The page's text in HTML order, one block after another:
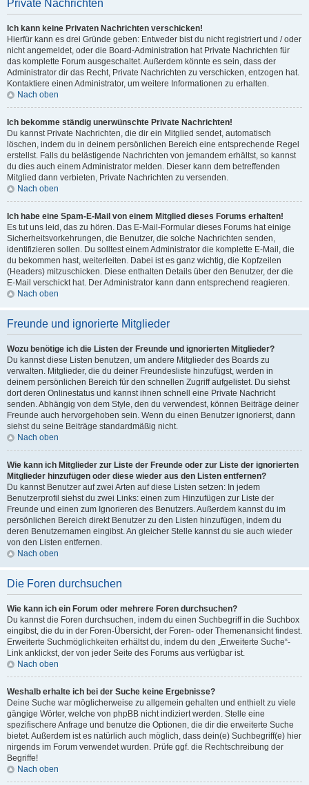
Private Nachrichten
Ich kann keine Privaten Nachrichten verschicken!
Hierfür kann es drei Gründe geben: Entweder bist du nicht registriert und / oder
nicht angemeldet, oder die Board-Administration hat Private Nachrichten für
das komplette Forum ausgeschaltet. Außerdem könnte es sein, dass der
Administrator dir das Recht, Private Nachrichten zu verschicken, entzogen hat.
Kontaktiere einen Administrator, um weitere Informationen zu erhalten.
Nach oben
Ich bekomme ständig unerwünschte Private Nachrichten!
Du kannst Private Nachrichten, die dir ein Mitglied sendet, automatisch
löschen, indem du in deinem persönlichen Bereich eine entsprechende Regel
erstellst. Falls du belästigende Nachrichten von jemandem erhältst, so kannst
du dies auch einem Administrator melden. Dieser kann dem betreffenden
Mitglied dann verbieten, Private Nachrichten zu versenden.
Nach oben
Ich habe eine Spam-E-Mail von einem Mitglied dieses Forums erhalten!
Es tut uns leid, das zu hören. Das E-Mail-Formular dieses Forums hat einige
Sicherheitsvorkehrungen, die Benutzer, die solche Nachrichten senden,
identifizieren sollen. Du solltest einem Administrator die komplette E-Mail, die
du bekommen hast, weiterleiten. Dabei ist es ganz wichtig, die Kopfzeilen
(Headers) mitzuschicken. Diese enthalten Details über den Benutzer, der die
E-Mail verschickt hat. Der Administrator kann dann entsprechend reagieren.
Nach oben
Freunde und ignorierte Mitglieder
Wozu benötige ich die Listen der Freunde und ignorierten Mitglieder?
Du kannst diese Listen benutzen, um andere Mitglieder des Boards zu
verwalten. Mitglieder, die du deiner Freundesliste hinzufügst, werden in
deinem persönlichen Bereich für den schnellen Zugriff aufgelistet. Du siehst
dort deren Onlinestatus und kannst ihnen schnell eine Private Nachricht
senden. Abhängig von dem Style, den du verwendest, können Beiträge deiner
Freunde auch hervorgehoben sein. Wenn du einen Benutzer ignorierst, dann
siehst du seine Beiträge standardmäßig nicht.
Nach oben
Wie kann ich Mitglieder zur Liste der Freunde oder zur Liste der ignorierten
Mitglieder hinzufügen oder diese wieder aus den Listen entfernen?
Du kannst Benutzer auf zwei Arten auf diese Listen setzen: In jedem
Benutzerprofil siehst du zwei Links: einen zum Hinzufügen zur Liste der
Freunde und einen zum Ignorieren des Benutzers. Außerdem kannst du im
persönlichen Bereich direkt Benutzer zu den Listen hinzufügen, indem du
deren Benutzernamen eingibst. An gleicher Stelle kannst du sie auch wieder
von den Listen entfernen.
Nach oben
Die Foren durchsuchen
Wie kann ich ein Forum oder mehrere Foren durchsuchen?
Du kannst die Foren durchsuchen, indem du einen Suchbegriff in die Suchbox
eingibst, die du in der Foren-Übersicht, der Foren- oder Themenansicht findest.
Erweiterte Suchmöglichkeiten erhältst du, indem du den „Erweiterte Suche“-
Link anklickst, der von jeder Seite des Forums aus verfügbar ist.
Nach oben
Weshalb erhalte ich bei der Suche keine Ergebnisse?
Deine Suche war möglicherweise zu allgemein gehalten und enthielt zu viele
gängige Wörter, welche von phpBB nicht indiziert werden. Stelle eine
spezifischere Anfrage und benutze die Optionen, die dir die erweiterte Suche
bietet. Außerdem ist es natürlich auch möglich, dass dein(e) Suchbegriff(e) hier
nirgends im Forum verwendet wurden. Prüfe ggf. die Rechtschreibung der
Begriffe!
Nach oben